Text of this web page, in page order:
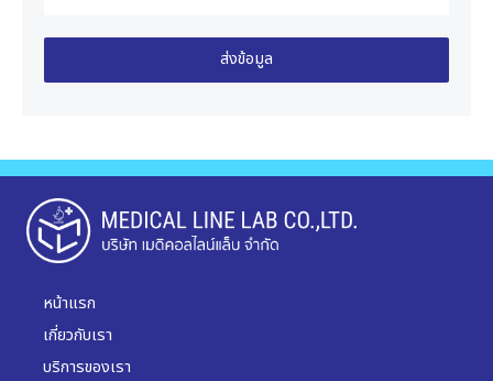
ส่งข้อมูล
หน้าแรก
เกี่ยวกับเรา
บริการของเรา